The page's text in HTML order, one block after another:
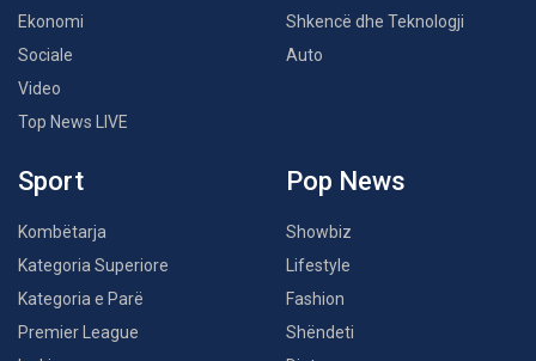
Ekonomi
Sociale
Video
Top News LIVE
Shkencë dhe Teknologji
Auto
Sport
Kombëtarja
Kategoria Superiore
Kategoria e Parë
Premier League
Pop News
Showbiz
Lifestyle
Fashion
Shëndeti